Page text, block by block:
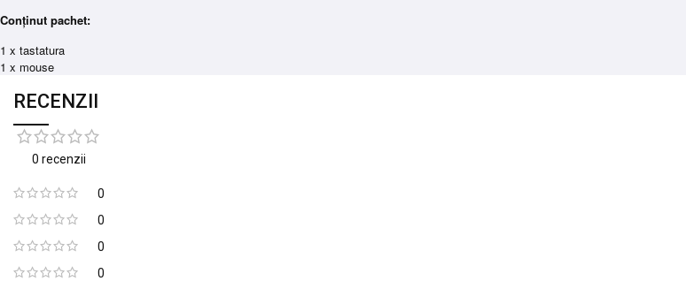
Conținut pachet:
1 x tastatura
1 x mouse
RECENZII
0 recenzii
0
0
0
0